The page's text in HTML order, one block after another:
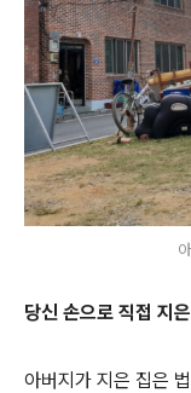
당신 손으로 직접 지
아버지가 지은 집은